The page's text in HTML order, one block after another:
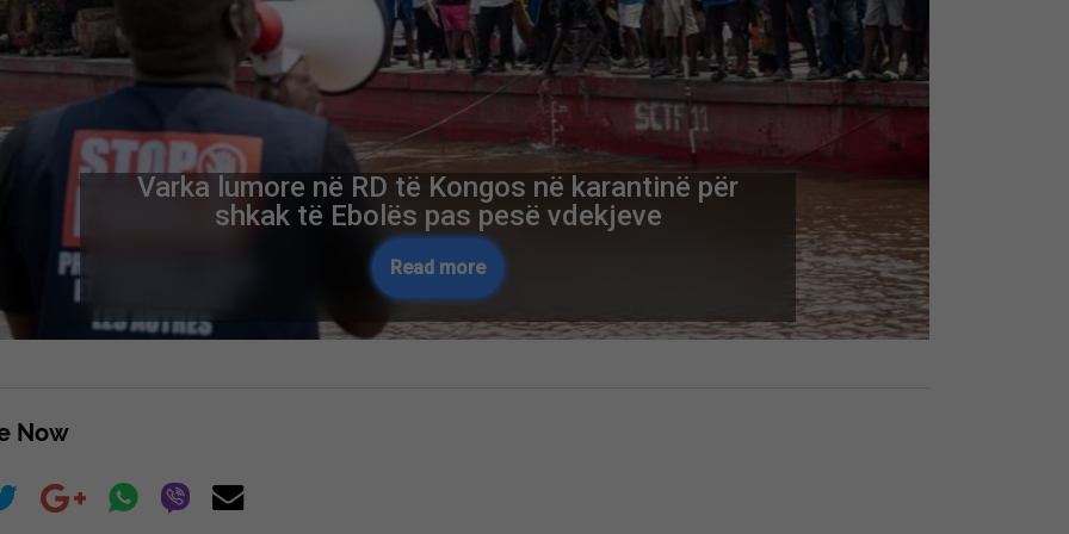
Varka lumore në RD të Kongos në karantinë për
shkak të Ebolës pas pesë vdekjeve
Read more
Now